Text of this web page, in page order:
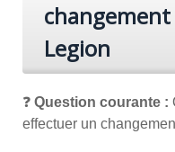
changement
Legion
❓ Question courante :
effectuer un